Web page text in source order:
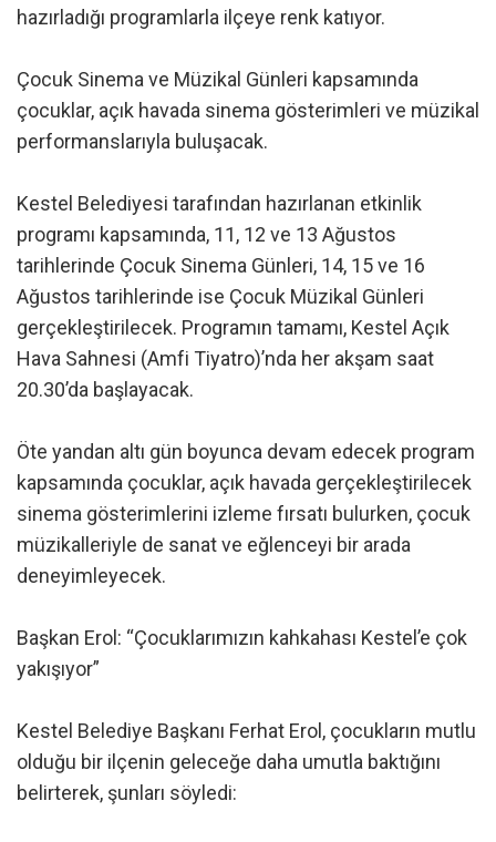
hazırladığı programlarla ilçeye renk katıyor.
Çocuk Sinema ve Müzikal Günleri kapsamında
çocuklar, açık havada sinema gösterimleri ve müzikal
performanslarıyla buluşacak.
Kestel Belediyesi tarafından hazırlanan etkinlik
programı kapsamında, 11, 12 ve 13 Ağustos
tarihlerinde Çocuk Sinema Günleri, 14, 15 ve 16
Ağustos tarihlerinde ise Çocuk Müzikal Günleri
gerçekleştirilecek. Programın tamamı, Kestel Açık
Hava Sahnesi (Amfi Tiyatro)’nda her akşam saat
20.30’da başlayacak.
Öte yandan altı gün boyunca devam edecek program
kapsamında çocuklar, açık havada gerçekleştirilecek
sinema gösterimlerini izleme fırsatı bulurken, çocuk
müzikalleriyle de sanat ve eğlenceyi bir arada
deneyimleyecek.
Başkan Erol: “Çocuklarımızın kahkahası Kestel’e çok
yakışıyor”
Kestel Belediye Başkanı Ferhat Erol, çocukların mutlu
olduğu bir ilçenin geleceğe daha umutla baktığını
belirterek, şunları söyledi: